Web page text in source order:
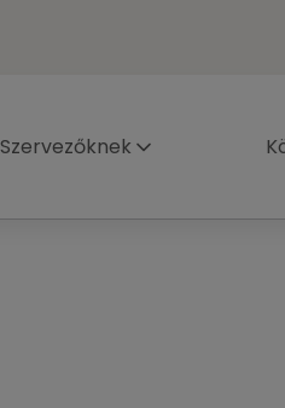
Szervezőknek